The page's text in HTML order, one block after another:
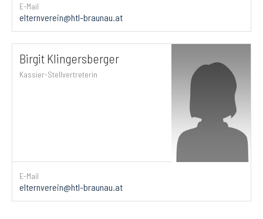
E-Mail
elternverein@htl-braunau.at
Birgit Klingersberger
Kassier-Stellvertreterin
E-Mail
elternverein@htl-braunau.at